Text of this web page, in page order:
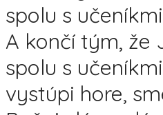
spolu s
A končí tým, že
spolu s
vystúpi hore,